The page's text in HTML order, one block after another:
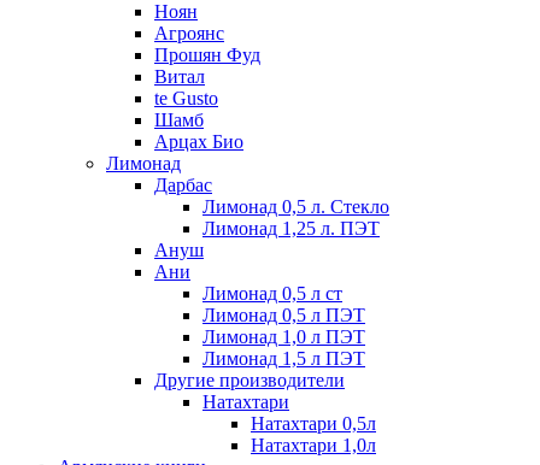
Ноян
Агроянс
Прошян Фуд
Витал
te Gusto
Шамб
Арцах Био
Лимонад
Дарбас
Лимонад 0,5 л. Стекло
Лимонад 1,25 л. ПЭТ
Ануш
Ани
Лимонад 0,5 л ст
Лимонад 0,5 л ПЭТ
Лимонад 1,0 л ПЭТ
Лимонад 1,5 л ПЭТ
Другие производители
Натахтари
Натахтари 0,5л
Натахтари 1,0л